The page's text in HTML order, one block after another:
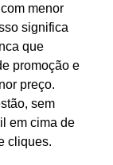
menor
significa
que
promoção e
preço.
sem
em cima de
cliques.